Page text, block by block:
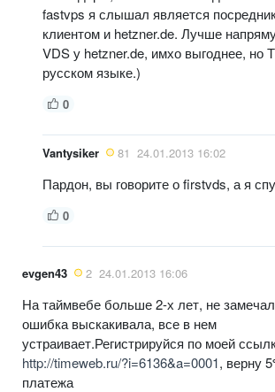
fastvps я слышал является
клиентом и hetzner.de. Лучше
VDS у hetzner.de, имхо выгоднее, но
русском языке.)
0
Vantysiker 81 24.01.2013 16:02
Пардон, вы говорите о firstvds, а я
0
evgen43 2 24.01.2013 16:06
На таймвебе больше 2-х лет, не
ошибка выскакивала, все в нем
устраивает.Регистрируйся по моей
http://timeweb.ru/?i=6136&a=0001, верну
платежа